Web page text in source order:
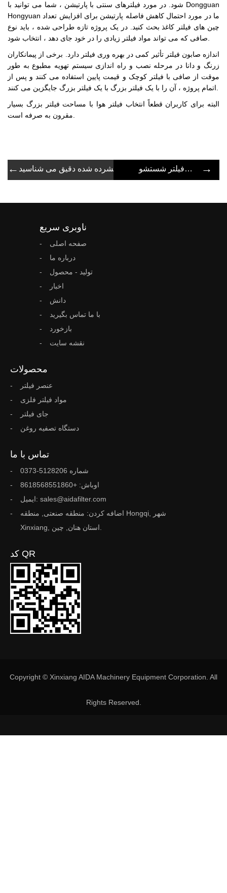
شود. در مورد فیلترهای سنتی با پارتیشن ، شما می توانید با Dongguan
Hongyuan ما در مورد احتمال کاهش فاصله پارتیشن برای افزایش تعداد
چین های فیلتر کاغذ بحث کنید. در یک پروژه تازه طراحی شده ، باید نوع
اندازه صابون فیلتر تأثیر کمی در بهره وری فیلتر دارد. برخی از پیمانکاران
زرنگ و دانا در مرحله نصب و راه اندازی سیستم تهویه مطبوع به طور
موقت از صافی با فیلتر کوچک و قیمت پایین استفاده می کنند و پس از
البته برای کاربران قطعاً انتخاب فیلتر هوا با مساحت فیلتر بزرگ بسیار
← فیلتر مواد را برای فیلترهای هوای فشرده شده دقیق می شناسید
ویژگی ها و ویژگی های فیلتر شستشو →
ناوبری سریع
صفحه اصلی
درباره ما
تولید - محصول
اخبار
دانش
با ما تماس بگیرید
بازخورد
نقشه سایت
محصولات
عنصر فیلتر
مواد فیلتر فلزی
جای فیلتر
دستگاه تصفیه روغن
تماس با ما
شماره 5128206-0373
اوباش: +8618568551860
ایمیل: sales@aidafilter.com
اضافه کردن: منطقه صنعتی, منطقه Hongqi, شهر
کد QR
Copyright © Xinxiang AIDA Machinery Equipment Corporation. All
Rights Reserved.